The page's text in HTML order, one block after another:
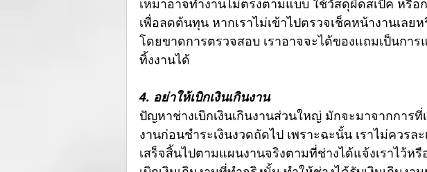
เหมาอาจทำงานไม่ตรงตามแบบ ใช้วัสดุผิดสเป็ค หรือ
เพื่อลดต้นทุน หากเราไม่เข้าไปตรวจเช็คหน้างานเลย
โดยขาดการตรวจสอบ เราอาจจะได้ของแถมเป็นกา
ทิ้งงานได้
4. อย่าให้เบิกเงินเกินงาน
ปัญหาช่างเบิกเงินเกินงานส่วนใหญ่ มักจะมาจากการที่
งานก่อนชำระเงินงวดถัดไป เพราะฉะนั้น เราไม่ควรล
เสร็จสิ้นไปตามแผนงานจริงตามที่ช่างได้แจ้งเราไว้ห